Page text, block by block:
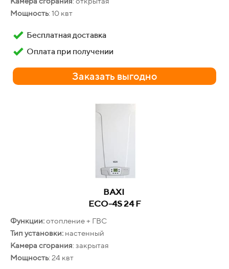
Мощность: 10 квт
Бесплатная доставка
Оплата при получении
Заказать выгодно
BAXI
ECO-4S 24 F
Функции:отопление + ГВС
Тип установки: настенный
Камера сгорания: закрытая
Мощность: 24 квт
11PL-01
11 л/мин
Бесплатная доставка
Оплата при получении
Заказать выгодно